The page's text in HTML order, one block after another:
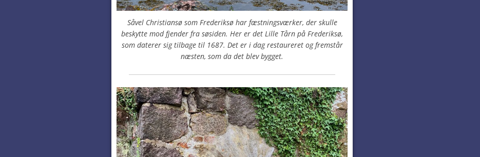
Såvel Christiansø som Frederiksø har fæstningsværker, der skulle
beskytte mod fjender fra søsiden. Her er det Lille Tårn på Frederiksø,
som daterer sig tilbage til 1687. Det er i dag restaureret og fremstår
næsten, som da det blev bygget.